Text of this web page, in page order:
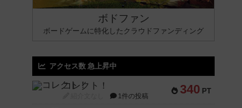
ボドファン
ボードゲームに特化したクラウドファンディング
アクセス数 急上昇中
340 PT
コレクト！
1件の投稿